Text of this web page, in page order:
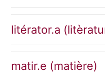
litérator.a
matir.e (matière)